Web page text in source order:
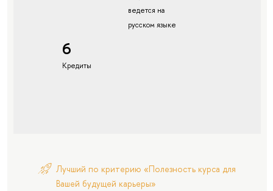
ведется на
русском языке
6
Кредиты
Лучший по критерию «Полезность курса для
Вашей будущей карьеры»